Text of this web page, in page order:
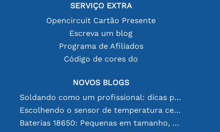
SERVIÇO EXTRA
Opencircuit Cartão Presente
Escreva um blog
Programa de Afiliados
Código de cores do
NOVOS BLOGS
Soldando como um profissional: dicas para conexões eletrônicas perfeitas
Escolhendo o sensor de temperatura certo [youtube]
Baterias 18650: Pequenas em tamanho, grandes em desempenho